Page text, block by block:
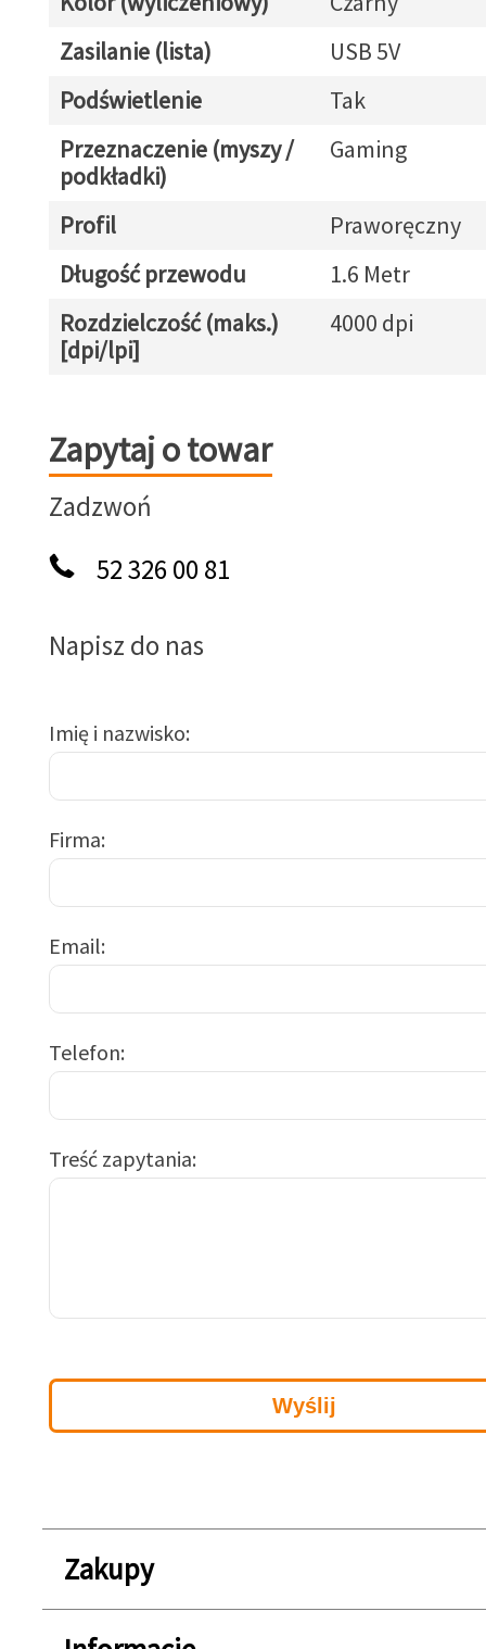
Zasilanie (lista)
USB 5V
Podświetlenie
Tak
Przeznaczenie (myszy /
podkładki)
Gaming
Profil
Praworęczny
Długość przewodu
1.6 Metr
Rozdzielczość (maks.)
[dpi/lpi]
4000 dpi
Zapytaj o towar
Zapytaj o towar
Zadzwoń
52 326 00 81
Napisz do nas
Imię i nazwisko
Firma
Email
Telefon
Treść zapytania
Zakupy